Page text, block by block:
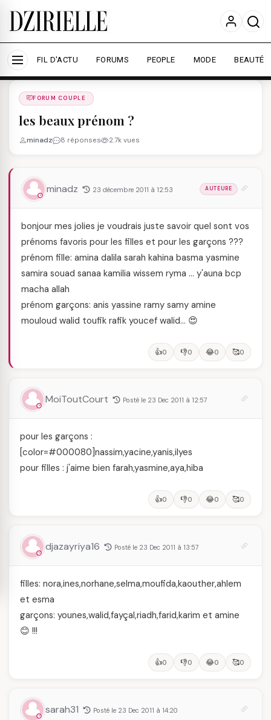
Nous utilisons des cookies pour améliorer votre
expérience et mesurer l'audience.
En savoir plus
Accepter tout Personnaliser
FIL D'ACTU FORUMS PEOPLE MODE BEAUTÉ
Forums
FORUM COUPLE
les beaux prénom ?
minadz 8 réponses 2.7k vues
minadz 23 décembre 2011 à 12:53 AUTEURE
bonjour mes jolies je voudrais juste savoir quel sont vos
prénoms favoris pour les filles et pour les garçons ???
prénom fille: amina dalila sarah kahina basma yasmine
samira souad sanaa kamilia wissem ryma … y'auna bcp
macha allah
prénom garçons: anis yassine ramy samy amine
mouloud walid toufik rafik youcef walid… 😍
👍0 👎0 😂0 🥰0
MoiToutCourt Posté le 23 Dec 2011 à 12:57
pour les garçons :
[color=#000080]nassim,yacine,yanis,ilyes
pour filles : j'aime bien farah,yasmine,aya,hiba
👍0 👎0 😂0 🥰0
djazayriya16 Posté le 23 Dec 2011 à 13:57
filles: nora,ines,norhane,selma,moufida,kaouther,ahlem
et esma
garçons: younes,walid,fayçal,riadh,farid,karim et amine
😊 !!!
👍0 👎0 😂0 🥰0
sarah31 Posté le 23 Dec 2011 à 14:20